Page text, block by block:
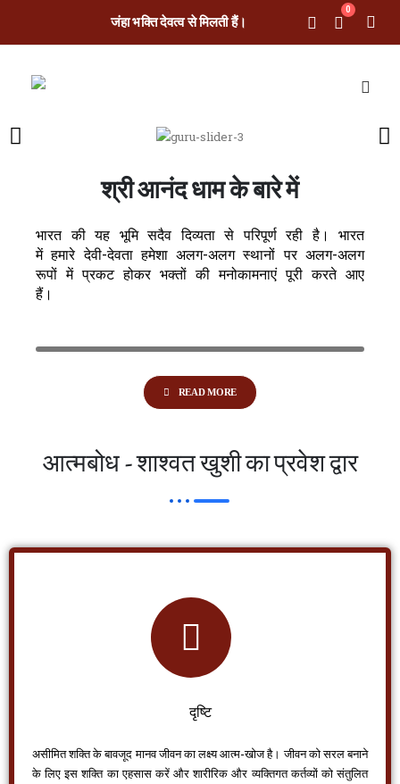
जंहा भक्ति देवत्व से मिलती हैं।
0
श्री आनंद धाम के बारे में
भारत की यह भूमि सदैव दिव्यता से परिपूर्ण रही है। भारत
में हमारे देवी-देवता हमेशा अलग-अलग स्थानों पर अलग-अलग
रूपों में प्रकट होकर भक्तों की मनोकामनाएं पूरी करते आए
हैं।
READ MORE
आत्मबोध - शाश्वत खुशी का प्रवेश द्वार
दृष्टि
असीमित शक्ति के बावजूद मानव जीवन का लक्ष्य आत्म-खोज है। जीवन को सरल बनाने
के लिए इस शक्ति का एहसास करें और शारीरिक और व्यक्तिगत कर्तव्यों को संतुलित